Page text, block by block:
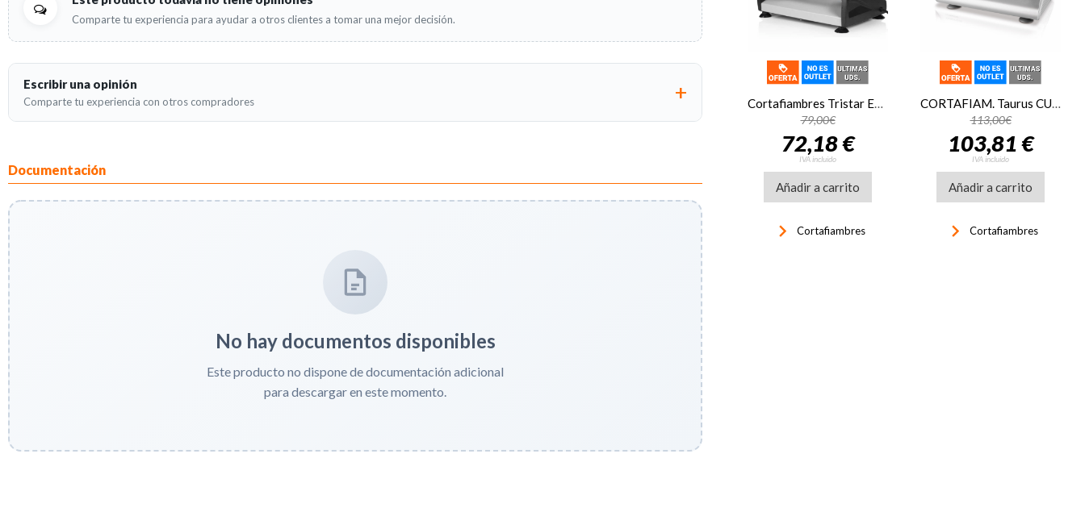
Comparte tu experiencia para ayudar a otros clientes a tomar una mejor decisión.
Escribir una opinión
Comparte tu experiencia con otros compradores
Documentación
No hay documentos disponibles
Este producto no dispone de documentación adicional
para descargar en este momento.
Cortafiambres Tristar EM-2099 150W
79,00€
72,18 €
IVA incluido
Añadir a carrito
keyboard_arrow_right Cortafiambres
CORTAFIAM. Taurus CUTMASTER NEW 150W
113,00€
103,81 €
IVA incluido
Añadir a carrito
keyboard_arrow_right Cortafiambres